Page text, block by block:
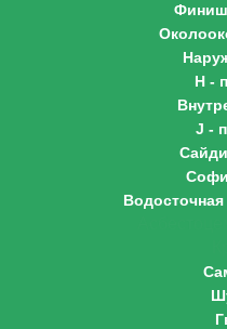
H -
J -
Водосточная